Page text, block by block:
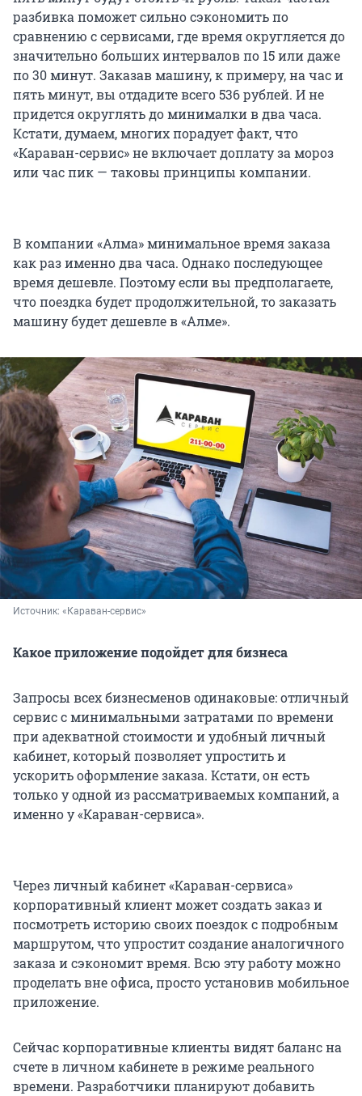
разбивка поможет сильно сэкономить по
сравнению с сервисами, где время округляется до
значительно больших интервалов по 15 или даже
по 30 минут. Заказав машину, к примеру, на час и
пять минут, вы отдадите всего 536 рублей. И не
придется округлять до минималки в два часа.
Кстати, думаем, многих порадует факт, что
«Караван-сервис» не включает доплату за мороз
или час пик — таковы принципы компании.
В компании «Алма» минимальное время заказа
как раз именно два часа. Однако последующее
время дешевле. Поэтому если вы предполагаете,
что поездка будет продолжительной, то заказать
машину будет дешевле в «Алме».
Источник: «Караван-сервис»
Какое приложение подойдет для бизнеса
Запросы всех бизнесменов одинаковые: отличный
сервис с минимальными затратами по времени
при адекватной стоимости и удобный личный
кабинет, который позволяет упростить и
ускорить оформление заказа. Кстати, он есть
только у одной из рассматриваемых компаний, а
именно у «Караван-сервиса».
Через личный кабинет «Караван-сервиса»
корпоративный клиент может создать заказ и
посмотреть историю своих поездок с подробным
маршрутом, что упростит создание аналогичного
заказа и сэкономит время. Всю эту работу можно
проделать вне офиса, просто установив мобильное
приложение.
Сейчас корпоративные клиенты видят баланс на
счете в личном кабинете в режиме реального
времени. Разработчики планируют добавить